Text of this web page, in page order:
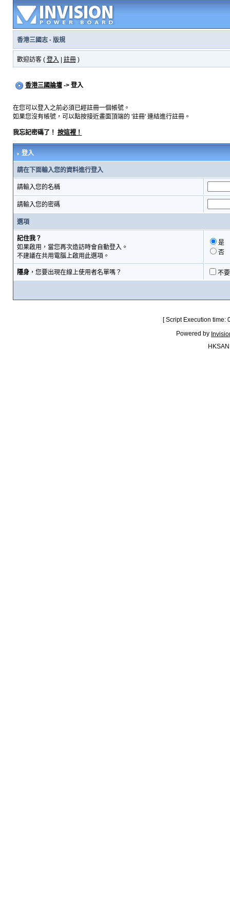
香港三國志· 版規
歡迎訪客 ( 登入 註冊)
香港三國論壇-> 登入
在您可以登入之前必須已經註冊一個帳號。
如果您沒有帳號，可以點按接近畫面頂端的 '註冊' 連結進行註冊。
我忘記密碼了！ 按這裡！
登入
請在下面輸入您的資料進行登入
請輸入您的名稱
請輸入您的密碼
選項
記住我？
如果啟用，當您再次造訪時會自動登入。
不建議在共用電腦上啟用此選項。
是
否
隱身，您要出現在線上使用者名單嗎？ 不
[ Script Execution
Powered by